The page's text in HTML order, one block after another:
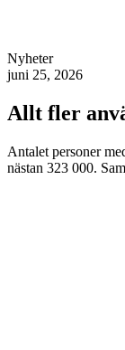
Nyheter
juni 25, 2026
Allt fler
Antalet personer
nästan 323 000.